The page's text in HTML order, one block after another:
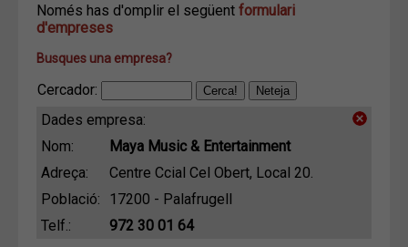
Només has d'omplir el següent formulari
d'empreses
Busques una empresa?
Cercador:
Dades empresa:
Nom:
Maya Music & Entertainment
Adreça:
Centre Ccial Cel Obert, Local 20.
Població:
17200 - Palafrugell
Telf.:
972 30 01 64